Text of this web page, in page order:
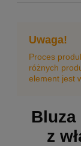
Uwaga!
Proces
różnych
element jest
Bluza
z